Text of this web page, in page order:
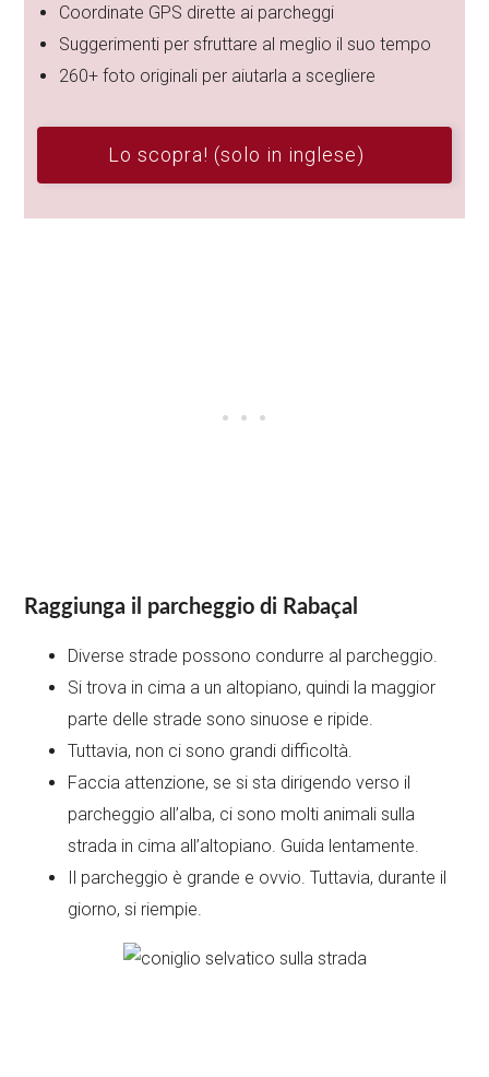
Coordinate GPS dirette ai parcheggi
Suggerimenti per sfruttare al meglio il suo tempo
260+ foto originali per aiutarla a scegliere
Lo scopra! (solo in inglese)
Raggiunga il parcheggio di Rabaçal
Diverse strade possono condurre al parcheggio.
Si trova in cima a un altopiano, quindi la maggior
parte delle strade sono sinuose e ripide.
Tuttavia, non ci sono grandi difficoltà.
Faccia attenzione, se si sta dirigendo verso il
parcheggio all’alba, ci sono molti animali sulla
strada in cima all’altopiano. Guida lentamente.
Il parcheggio è grande e ovvio. Tuttavia, durante il
giorno, si riempie.